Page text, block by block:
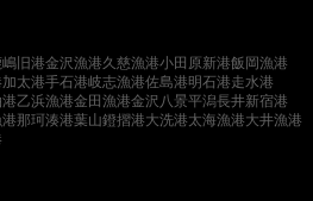
嶋旧港金沢漁港久慈漁港小田原新港飯岡漁港
加太港手石港岐志漁港佐島港明石港走水港
乙浜漁港金田漁港金沢八景平潟長井新宿港
那珂湊港葉山鐙摺港大洗港太海漁港大井漁港